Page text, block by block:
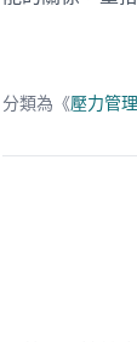
分類為《壓力管理